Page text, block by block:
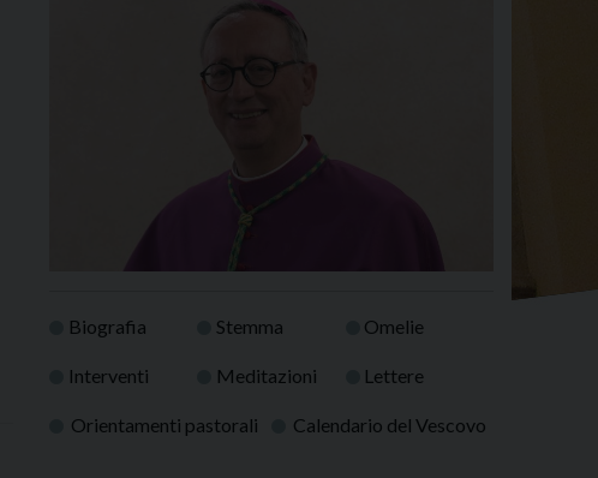
Biografia Stemma Omelie
Interventi Meditazioni Lettere
Orientamenti pastorali Calendario del Vescovo